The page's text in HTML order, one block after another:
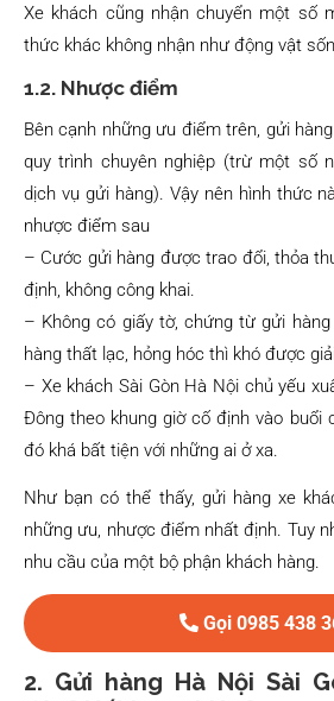
Xe khách cũng nhận chuyển một số
thức khác không nhận như động vật
1.2. Nhược điểm
Bên cạnh những ưu điểm trên, gửi
quy trình chuyên nghiệp (trừ một số
dịch vụ gửi hàng). Vậy nên hình thức
nhược điểm sau
– Cước gửi hàng được trao đổi, thỏa
định, không công khai.
– Không có giấy tờ, chứng từ gửi
hàng thất lạc, hỏng hóc thì khó được
– Xe khách Sài Gòn Hà Nội chủ yếu
Đông theo khung giờ cố định vào buổi
đó khá bất tiện với những ai ở xa.
Như bạn có thể thấy, gửi hàng xe
những ưu, nhược điểm nhất định. Tuy
nhu cầu của một bộ phận khách hàng.
Gọi 0985 438
2. Gửi hàng Hà Nội Sài